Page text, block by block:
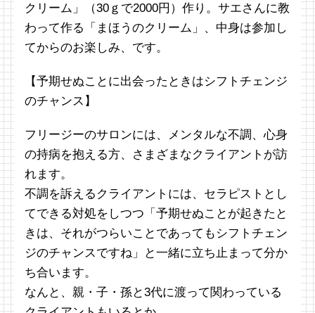
クリーム」（30ｇで2000円）作り。サエさんに教
わって作る「まほうのクリーム」、中身は参加し
てからのお楽しみ、です。
【予期せぬことに出会ったときはシフトチェンジ
のチャンス】
フリージーのサロンには、メンタルな不調、心身
の持病を抱える方、さまざまなクライアントが訪
れます。
不調を訴えるクライアントには、セラピストとし
てできる対処をしつつ「予期せぬことが起きたと
きは、それがつらいことであってもシフトチェン
ジのチャンスですね」と一緒に立ち止まって分か
ち合います。
なんと、親・子・孫と3代に渡って関わっている